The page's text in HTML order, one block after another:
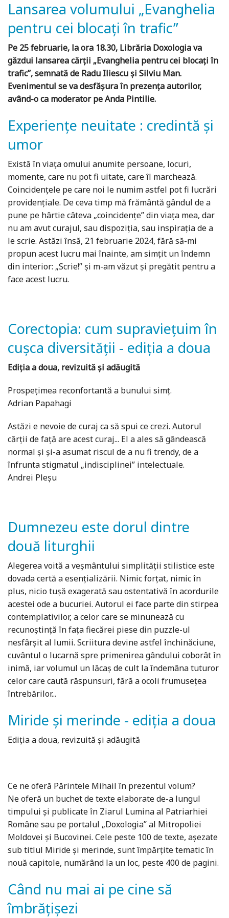
Lansarea volumului „Evanghelia
pentru cei blocaţi în trafic”
Pe 25 februarie, la ora 18.30, Librăria Doxologia va
găzdui lansarea cărții „Evanghelia pentru cei blocați în
trafic”, semnată de Radu Iliescu și Silviu Man.
Evenimentul se va desfășura în prezența autorilor,
având-o ca moderator pe Anda Pintilie.
Experienţe neuitate : credintă şi
umor
Există în viața omului anumite persoane, locuri,
momente, care nu pot fi uitate, care îl marchează.
Coincidențele pe care noi le numim astfel pot fi lucrări
providențiale. De ceva timp mă frământă gândul de a
pune pe hârtie câteva „coincidențe” din viața mea, dar
nu am avut curajul, sau dispoziția, sau inspirația de a
le scrie. Astăzi însă, 21 februarie 2024, fără să-mi
propun acest lucru mai înainte, am simțit un îndemn
din interior: „Scrie!” și m-am văzut și pregătit pentru a
face acest lucru.
Corectopia: cum supravieţuim în
cuşca diversităţii - ediția a doua
Ediția a doua, revizuită și adăugită
Prospețimea reconfortantă a bunului simț.
Adrian Papahagi
Astăzi e nevoie de curaj ca să spui ce crezi. Autorul
cărții de față are acest curaj... El a ales să gândească
normal și și-a asumat riscul de a nu fi trendy, de a
înfrunta stigmatul „indisciplinei” intelectuale.
Andrei Pleșu
Dumnezeu este dorul dintre
două liturghii
Alegerea voită a veșmântului simplității stilistice este
dovada certă a esențializării. Nimic forțat, nimic în
plus, nicio tușă exagerată sau ostentativă în acordurile
acestei ode a bucuriei. Autorul ei face parte din stirpea
contemplativilor, a celor care se minunează cu
recunoștință în fața fiecărei piese din puzzle-ul
nesfârșit al lumii. Scriitura devine astfel închinăciune,
cuvântul o lucarnă spre primenirea gândului coborât în
inimă, iar volumul un lăcaș de cult la îndemâna tuturor
celor care caută răspunsuri, fără a ocoli frumusețea
întrebărilor...
Miride şi merinde - ediția a doua
Ediția a doua, revizuită și adăugită
Ce ne oferă Părintele Mihail în prezentul volum?
Ne oferă un buchet de texte elaborate de-a lungul
timpului și publicate în Ziarul Lumina al Patriarhiei
Române sau pe portalul „Doxologia” al Mitropoliei
Moldovei și Bucovinei. Cele peste 100 de texte, așezate
sub titlul Miride și merinde, sunt împărțite tematic în
nouă capitole, numărând la un loc, peste 400 de pagini.
Când nu mai ai pe cine să
îmbrățișezi